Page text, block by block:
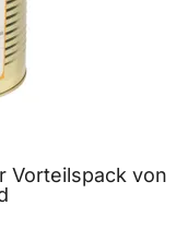
Vorteilspack von